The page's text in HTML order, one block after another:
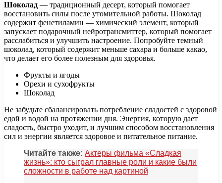
Шоколад — традиционный десерт, который помогает
восстановить силы после утомительной работы. Шоколад
содержит фенетиламин — химический элемент, который
запускает подарочный нейротрансмиттер, который помогает
расслабиться и улучшить настроение. Попробуйте темный
шоколад, который содержит меньше сахара и больше какао,
что делает его более полезным для здоровья.
Фрукты и ягоды
Орехи и сухофрукты
Шоколад
Не забудьте сбалансировать потребление сладостей с здоровой
едой и водой на протяжении дня. Энергия, которую дает
сладость, быстро уходит, и лучшим способом восстановления
сил и энергии является здоровое и питательное питание.
Читайте также: Актеры фильма «Сладкая
жизнь»: кто сыграл главные роли и какие были
сложности в работе над картиной